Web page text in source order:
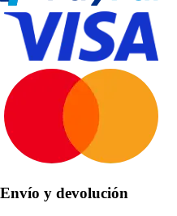
Envío y devolución